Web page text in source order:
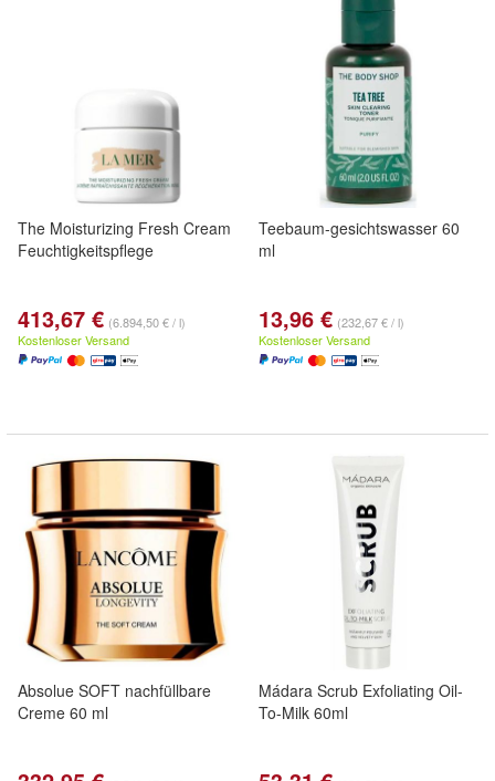
The Moisturizing Fresh Cream
Feuchtigkeitspflege
413,67 € (6.894,50 € / l)
Kostenloser Versand
Teebaum-gesichtswasser 60
ml
13,96 € (232,67 € / l)
Kostenloser Versand
Absolue SOFT nachfüllbare
Creme 60 ml
Mádara Scrub Exfoliating Oil-
To-Milk 60ml